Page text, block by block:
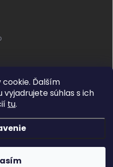
Ďalším
súhlas s ich
tu.
. Všetky práva vyhradené.